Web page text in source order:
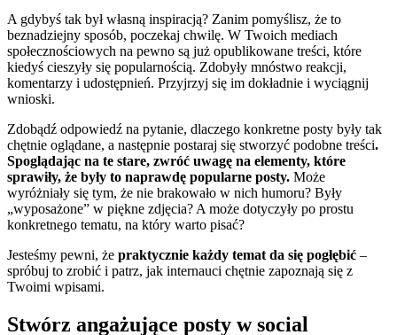
A gdybyś tak był własną inspiracją? Zanim pomyślisz, że to
beznadziejny sposób, poczekaj chwilę. W Twoich mediach
społecznościowych na pewno są już opublikowane treści, które
kiedyś cieszyły się popularnością. Zdobyły mnóstwo reakcji,
komentarzy i udostępnień. Przyjrzyj się im dokładnie i wyciągnij
wnioski.
Zdobądź odpowiedź na pytanie, dlaczego konkretne posty były tak
chętnie oglądane, a następnie postaraj się stworzyć podobne treści.
Spoglądając na te stare, zwróć uwagę na elementy, które
sprawiły, że były to naprawdę popularne posty. Może
wyróżniały się tym, że nie brakowało w nich humoru? Były
„wyposażone” w piękne zdjęcia? A może dotyczyły po prostu
konkretnego tematu, na który warto pisać?
Jesteśmy pewni, że praktycznie każdy temat da się pogłębić –
spróbuj to zrobić i patrz, jak internauci chętnie zapoznają się z
Twoimi wpisami.
Stwórz angażujące posty w social